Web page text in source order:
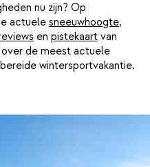
nu zijn? Op
actuele sneeuwhoogte,
en pistekaart van
de meest actuele
wintersportvakantie.